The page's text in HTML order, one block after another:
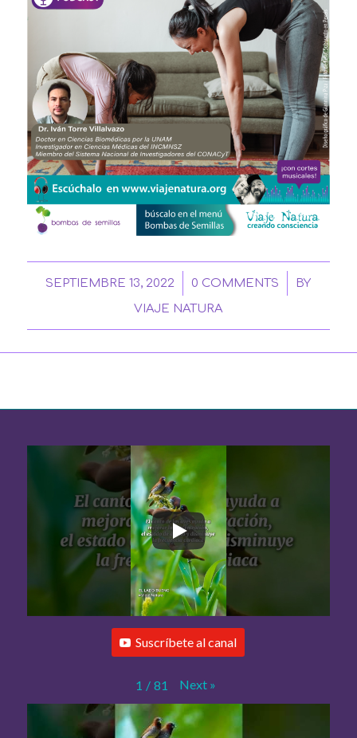
SEPTIEMBRE 13, 2022
/ 0 COMMENTS
/
BY
VIAJE NATURA
Suscríbete al canal
1 / 81 Next »